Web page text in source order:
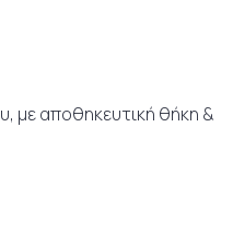
με αποθηκευτική θήκη &